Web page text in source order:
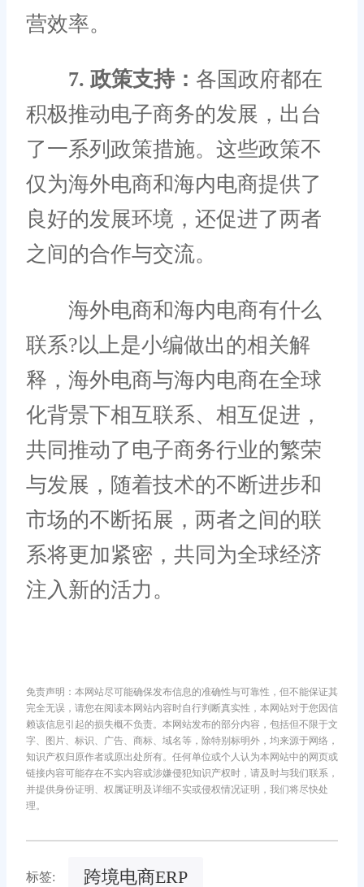
营效率。
7. 政策支持： 各国政府都在
积极推动电子商务的发展，出台
了一系列政策措施。这些政策不
仅为海外电商和海内电商提供了
良好的发展环境，还促进了两者
之间的合作与交流。
海外电商和海内电商有什么
联系?以上是小编做出的相关解
释，海外电商与海内电商在全球
化背景下相互联系、相互促进，
共同推动了电子商务行业的繁荣
与发展，随着技术的不断进步和
市场的不断拓展，两者之间的联
系将更加紧密，共同为全球经济
注入新的活力。
免责声明：本网站尽可能确保发布信息的准确性与可靠性，但不能保证其
完全无误，请您在阅读本网站内容时自行判断真实性，本网站对于您因信
赖该信息引起的损失概不负责。本网站发布的部分内容，包括但不限于文
字、图片、标识、广告、商标、域名等，除特别标明外，均来源于网络，
知识产权归原作者或原出处所有。任何单位或个人认为本网站中的网页或
链接内容可能存在不实内容或涉嫌侵犯知识产权时，请及时与我们联系，
并提供身份证明、权属证明及详细不实或侵权情况证明，我们将尽快处
理。
标签: 跨境电商ERP